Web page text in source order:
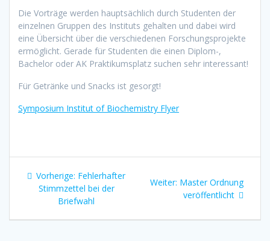
Die Vorträge werden hauptsächlich durch Studenten der
einzelnen Gruppen des Instituts gehalten und dabei wird
eine Übersicht über die verschiedenen Forschungsprojekte
ermöglicht. Gerade für Studenten die einen Diplom-,
Bachelor oder AK Praktikumsplatz suchen sehr interessant!
Für Getränke und Snacks ist gesorgt!
Symposium Institut of Biochemistry Flyer
Beitragsnavigation
Vorherige: Vorheriger
Beitrag:
Fehlerhafter
Stimmzettel bei der
Briefwahl
Weiter: Nächster
Beitrag:
Master Ordnung
veröffentlicht